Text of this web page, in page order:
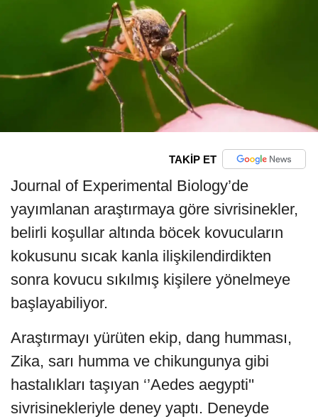
TAKİP ET
Journal of Experimental Biology’de
yayımlanan araştırmaya göre sivrisinekler,
belirli koşullar altında böcek kovucuların
kokusunu sıcak kanla ilişkilendirdikten
sonra kovucu sıkılmış kişilere yönelmeye
başlayabiliyor.
Araştırmayı yürüten ekip, dang humması,
Zika, sarı humma ve chikungunya gibi
hastalıkları taşıyan ‘’Aedes aegypti''
sivrisinekleriyle deney yaptı. Deneyde